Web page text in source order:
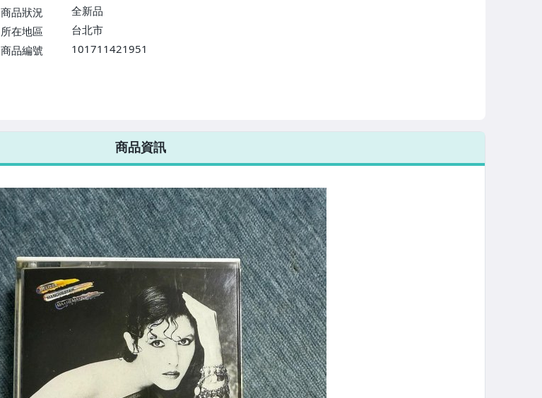
$1598免運費】
商品狀況
全新品
所在地區
台北市
商品編號
101711421951
商品資訊